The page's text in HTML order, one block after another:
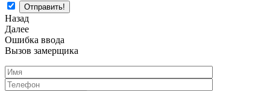
Назад
Далее
Ошибка ввода
Вызов замерщика